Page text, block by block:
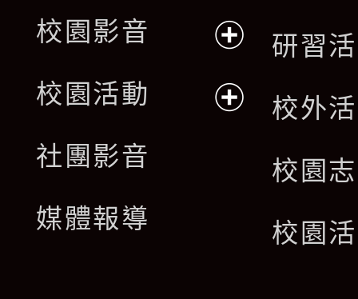
校園影音
開
校園活動
社團影音
媒體報導
研習
校外
校園
校園